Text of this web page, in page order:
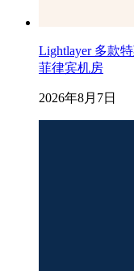
Lightlayer 多款
菲律宾机房
2026年8月7日